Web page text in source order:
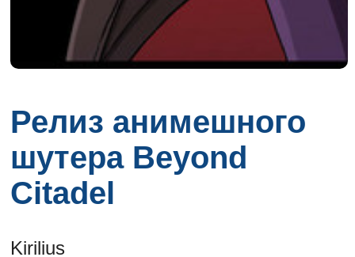
Релиз анимешного
шутера Beyond
Citadel
Kirilius